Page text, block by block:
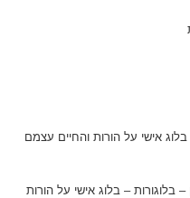
אישי על הורות והחיים עצמם
– בלוגורות – בלוג אישי על הורות